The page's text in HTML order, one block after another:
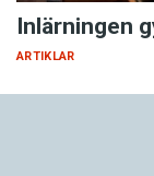
Inlärningen
ARTIKLAR